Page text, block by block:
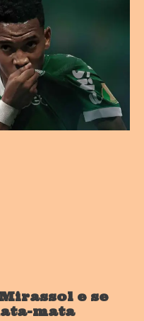
e se
mata